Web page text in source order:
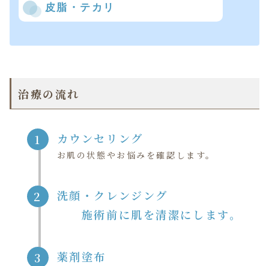
皮脂・テカリ
治療の流れ
1 カウンセリング
お肌の状態やお悩みを確認します。
2
洗顔・クレンジング
施術前に肌を清潔にします。
3 薬剤塗布